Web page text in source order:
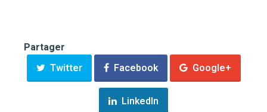
Partager
Twitter
Facebook Google+
LinkedIn